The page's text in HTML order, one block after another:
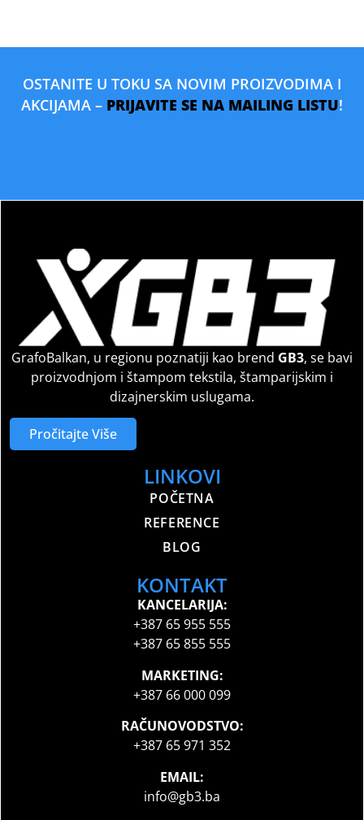
OSTANITE U TOKU SA NOVIM PROIZVODIMA I
AKCIJAMA – PRIJAVITE SE NA MAILING LISTU!
GrafoBalkan, u regionu poznatiji kao brend GB3, se bavi
proizvodnjom i štampom tekstila, štamparijskim i
dizajnerskim uslugama.
Pročitajte Više
LINKOVI
POČETNA
REFERENCE
BLOG
KONTAKT
KANCELARIJA:
+387 65 955 555
+387 65 855 555
MARKETING:
+387 66 000 099
RAČUNOVODSTVO:
+387 65 971 352
EMAIL:
info@gb3.ba